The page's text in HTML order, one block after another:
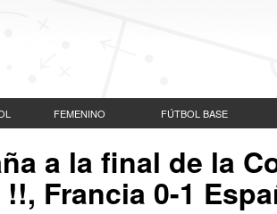
FEMENINO FÚTBOL BASE
a la final de la
Francia 0-1